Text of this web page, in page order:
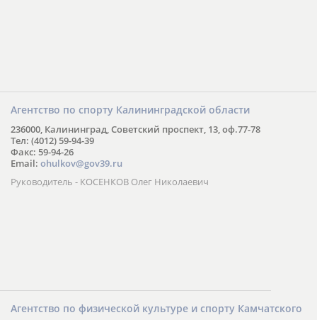
Агентство по спорту Калининградской области
236000, Калининград, Советский проспект, 13, оф.77-78
Тел: (4012) 59-94-39
Факс: 59-94-26
Email: ohulkov@gov39.ru
Руководитель - КОСЕНКОВ Олег Николаевич
Агентство по физической культуре и спорту Камчатского